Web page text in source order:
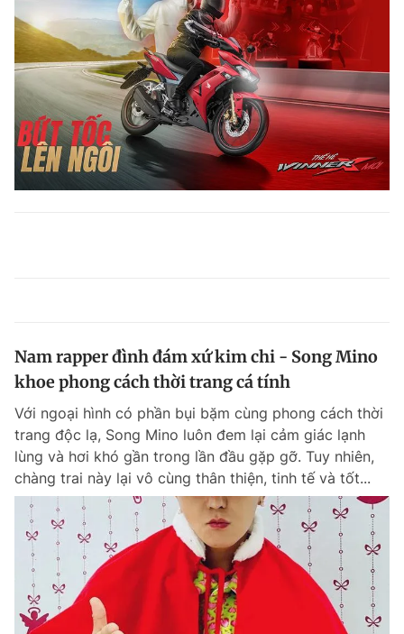
Nam rapper đình đám xứ kim chi - Song Mino
khoe phong cách thời trang cá tính
Với ngoại hình có phần bụi bặm cùng phong cách thời
trang độc lạ, Song Mino luôn đem lại cảm giác lạnh
lùng và hơi khó gần trong lần đầu gặp gỡ. Tuy nhiên,
chàng trai này lại vô cùng thân thiện, tinh tế và tốt...